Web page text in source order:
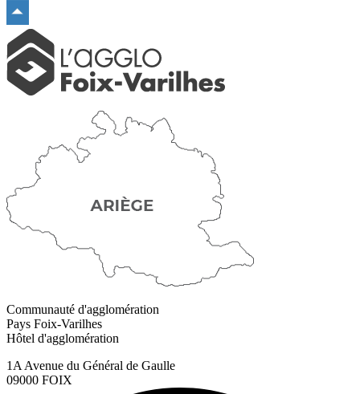
haut
du
site
Communauté d'agglomération
Pays Foix-Varilhes
Hôtel d'agglomération
1A Avenue du Général de Gaulle
09000 FOIX